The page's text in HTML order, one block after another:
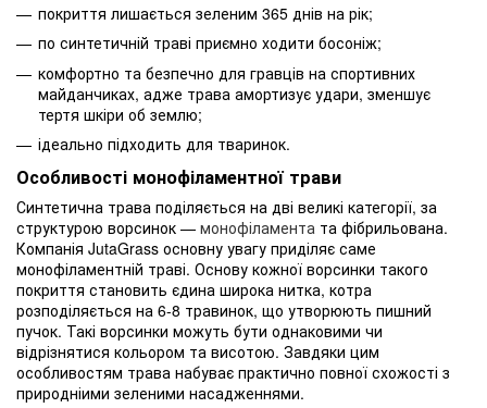
покриття лишається зеленим 365 днів на рік;
по синтетичній траві приємно ходити босоніж;
комфортно та безпечно для гравців на спортивних
майданчиках, адже трава амортизує удари, зменшує
тертя шкіри об землю;
ідеально підходить для тваринок.
Особливості монофіламентної трави
Синтетична трава поділяється на дві великі категорії, за
структурою ворсинок — монофіламента та фібрильована.
Компанія JutaGrass основну увагу приділяє саме
монофіламентній траві. Основу кожної ворсинки такого
покриття становить єдина широка нитка, котра
розподіляється на 6-8 травинок, що утворюють пишний
пучок. Такі ворсинки можуть бути однаковими чи
відрізнятися кольором та висотою. Завдяки цим
особливостям трава набуває практично повної схожості з
природніими зеленими насадженнями.